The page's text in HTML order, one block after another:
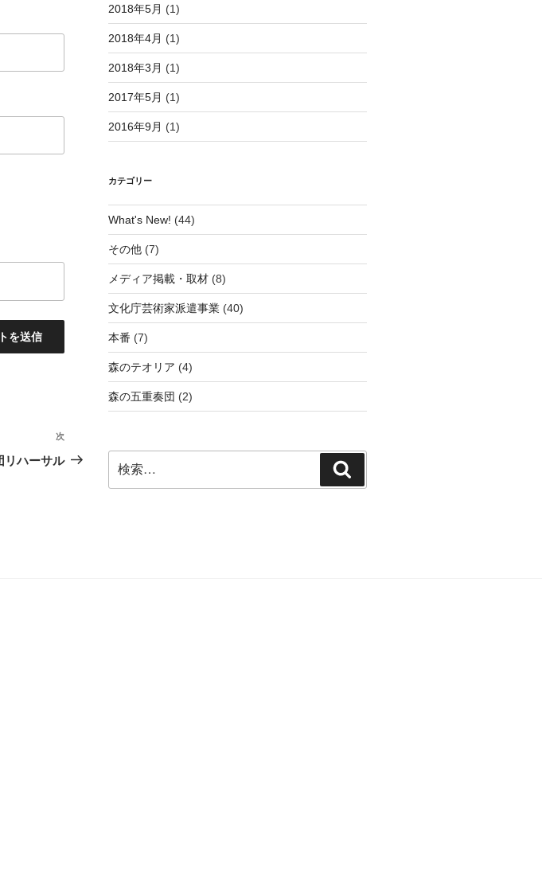
次
の
次
リハーサル
2018年5月 (1)
2018年4月 (1)
2018年3月 (1)
2017年5月 (1)
2016年9月 (1)
カテゴリー
What's New! (44)
その他(7)
メディア掲載・取材(8)
文化庁芸術家派遣事業(40)
本番 (7)
森のテオリア (4)
森の五重奏団 (2)
索:
索